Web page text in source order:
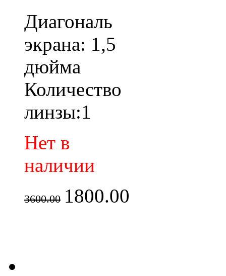
Диагональ
экрана: 1,5
дюйма
Количество
линзы:1
Нет в
наличии
3600.00 1800.00